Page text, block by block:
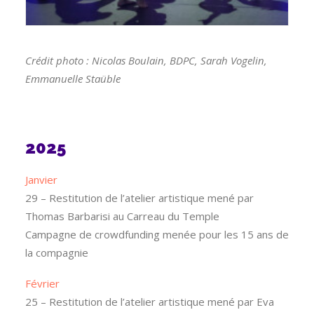
Crédit photo : Nicolas Boulain, BDPC, Sarah Vogelin,
Emmanuelle Staüble
2025
Janvier
29 – Restitution de l’atelier artistique mené par
Thomas Barbarisi au Carreau du Temple
Campagne de crowdfunding menée pour les 15 ans de
la compagnie
Février
25 – Restitution de l’atelier artistique mené par Eva